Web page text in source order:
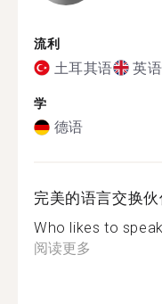
流利
土耳其语 英语
学
德语
完美的语言交换伙
Who likes to
阅读更多